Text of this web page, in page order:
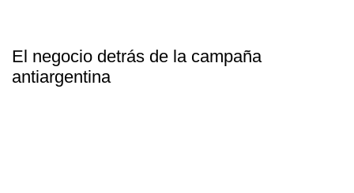
El negocio detrás de la campaña
antiargentina